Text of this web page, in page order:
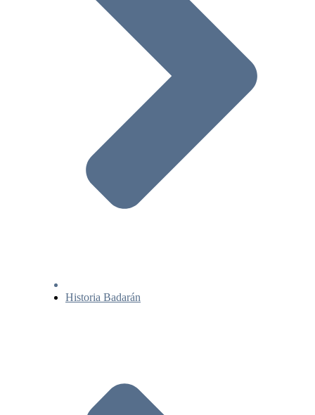
Historia Badarán